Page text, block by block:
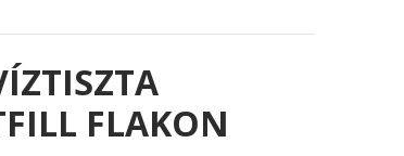
FLAKON